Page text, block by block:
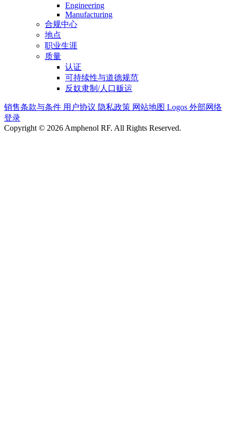
Engineering
Manufacturing
合规中心
地点
职业生涯
质量
认证
可持续性与道德规范
反奴隶制/人口贩运
销售条款与条件 用户协议 隐私政策 网站地图 Logos 外部网络
登录
Copyright © 2026 Amphenol RF. All Rights Reserved.